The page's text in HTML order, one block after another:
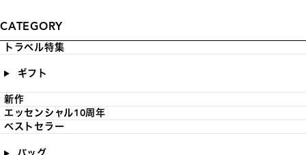
CATEGORY
トラベル特集
ギフト
新作
エッセンシャル10周年
ベストセラー